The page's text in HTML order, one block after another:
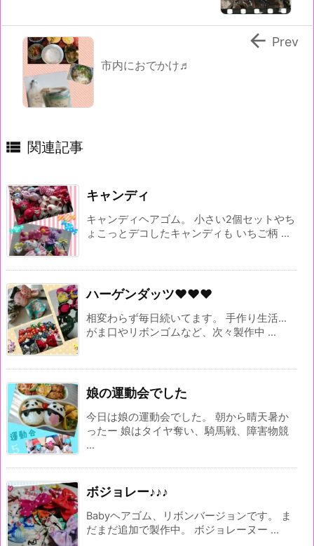
市内におでかけ♬
 Prev
 関連記事
キャンディ
キャンディヘアゴム。 小さい2個セットやち
ょこっとデコしたキャンディも いちご柄 ...
ハーゲンダッツ♥♥♥
相変わらず毎日続いてます。 手作り生活...
がま口やリボンゴムなど、次々製作中 ...
娘の運動会でした
今日は娘の運動会でした。 朝から晴天暑か
ったー 娘はタイヤ奪い、騎馬戦、障害物競
...
ボジョレー♪♪♪
Babyヘアゴム、リボンバージョンです。 ま
だまだ追加で製作中。 ボジョレーヌー ...